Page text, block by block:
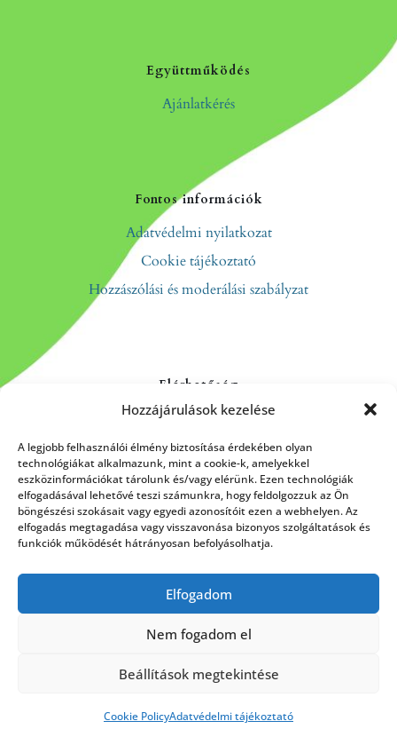
Hozzájárulások kezelése
A legjobb felhasználói élmény biztosítása érdekében olyan
technológiákat alkalmazunk, mint a cookie-k, amelyekkel
eszközinformációkat tárolunk és/vagy elérünk. Ezen technológiák
elfogadásával lehetővé teszi számunkra, hogy feldolgozzuk az Ön
böngészési szokásait vagy egyedi azonosítóit ezen a webhelyen. Az
elfogadás megtagadása vagy visszavonása bizonyos szolgáltatások és
funkciók működését hátrányosan befolyásolhatja.
Elfogadom
Nem fogadom el
Beállítások megtekintése
Cookie PolicyAdatvédelmi tájékoztató
Együttműködés
Ajánlatkérés
Fontos információk
Adatvédelmi nyilatkozat
Cookie tájékoztató
Hozzászólási és moderálási szabályzat
Elérhetőség
Kapcsolat
Rólunk
HÍRLEVÉL FELIRATKOZÁS